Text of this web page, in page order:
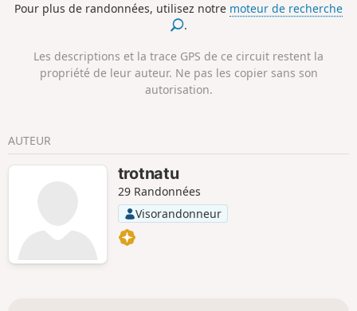
Pour plus de randonnées, utilisez notre moteur de recherche
.
Les descriptions et la trace GPS de ce circuit restent la
propriété de leur auteur. Ne pas les copier sans son
autorisation.
AUTEUR
trotnatu
29 Randonnées
Visorandonneur